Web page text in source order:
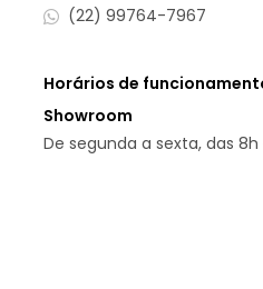
(22) 99764-7967
Horários de
Showroom
De segunda a sexta, das 8h